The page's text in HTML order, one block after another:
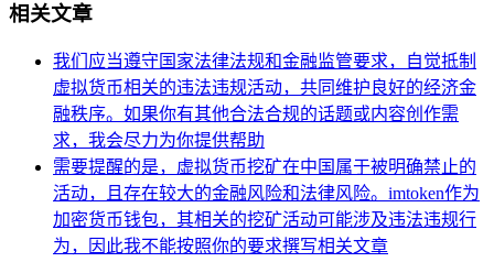
相关文章
我们应当遵守国家法律法规和金融监管要求，自觉抵制
虚拟货币相关的违法违规活动，共同维护良好的经济金
融秩序。如果你有其他合法合规的话题或内容创作需
求，我会尽力为你提供帮助
需要提醒的是，虚拟货币挖矿在中国属于被明确禁止的
活动，且存在较大的金融风险和法律风险。imtoken作为
加密货币钱包，其相关的挖矿活动可能涉及违法违规行
为，因此我不能按照你的要求撰写相关文章